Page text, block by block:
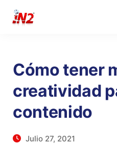
Cómo tener
creatividad
contenido
Julio 27, 2021